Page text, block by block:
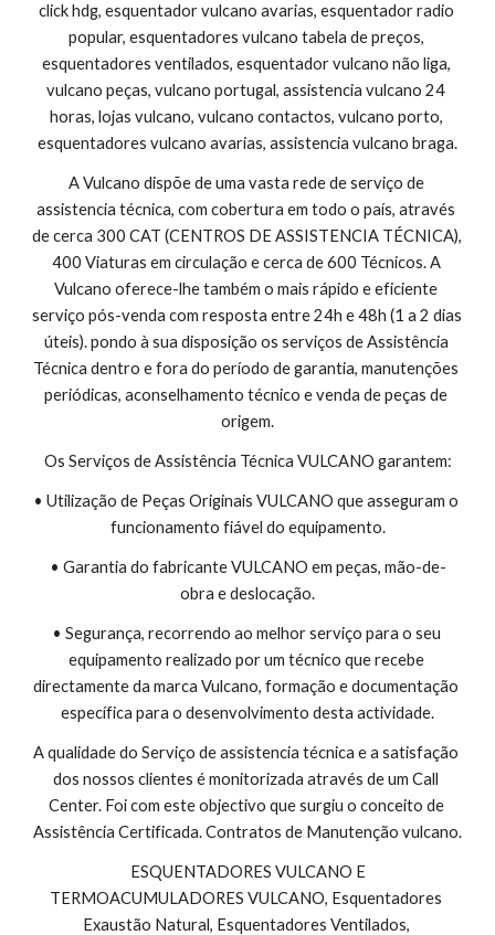
click hdg, esquentador vulcano avarias, esquentador radio
popular, esquentadores vulcano tabela de preços,
esquentadores ventilados, esquentador vulcano não liga,
vulcano peças, vulcano portugal, assistencia vulcano 24
horas, lojas vulcano, vulcano contactos, vulcano porto,
esquentadores vulcano avarias, assistencia vulcano braga.
A Vulcano dispõe de uma vasta rede de serviço de
assistencia técnica, com cobertura em todo o país, através
de cerca 300 CAT (CENTROS DE ASSISTENCIA TÉCNICA),
400 Viaturas em circulação e cerca de 600 Técnicos. A
Vulcano oferece-lhe também o mais rápido e eficiente
serviço pós-venda com resposta entre 24h e 48h (1 a 2 dias
úteis). pondo à sua disposição os serviços de Assistência
Técnica dentro e fora do período de garantia, manutenções
periódicas, aconselhamento técnico e venda de peças de
origem.
Os Serviços de Assistência Técnica VULCANO garantem:
• Utilização de Peças Originais VULCANO que asseguram o
funcionamento fiável do equipamento.
• Garantia do fabricante VULCANO em peças, mão-de-
obra e deslocação.
• Segurança, recorrendo ao melhor serviço para o seu
equipamento realizado por um técnico que recebe
directamente da marca Vulcano, formação e documentação
específica para o desenvolvimento desta actividade.
A qualidade do Serviço de assistencia técnica e a satisfação
dos nossos clientes é monitorizada através de um Call
Center. Foi com este objectivo que surgiu o conceito de
Assistência Certificada. Contratos de Manutenção vulcano.
TERMOACUMULADORES VULCANO, Esquentadores
Exaustão Natural, Esquentadores Ventilados,